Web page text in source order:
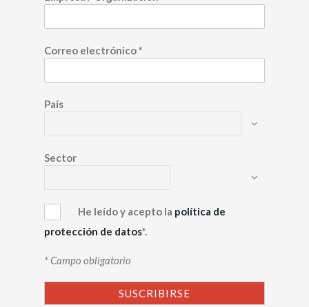
Correo electrónico*
País
Sector
He leído y acepto la política de
protección de datos*.
* Campo obligatorio